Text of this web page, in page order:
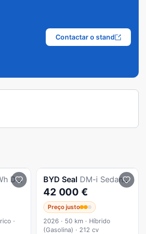
Contactar o stand
·
BYD Seal DM-i Sedan Comfort - 2025
42 000 €
Preço justo
2026 · 50 km · Híbrido
(Gasolina) · 212 cv